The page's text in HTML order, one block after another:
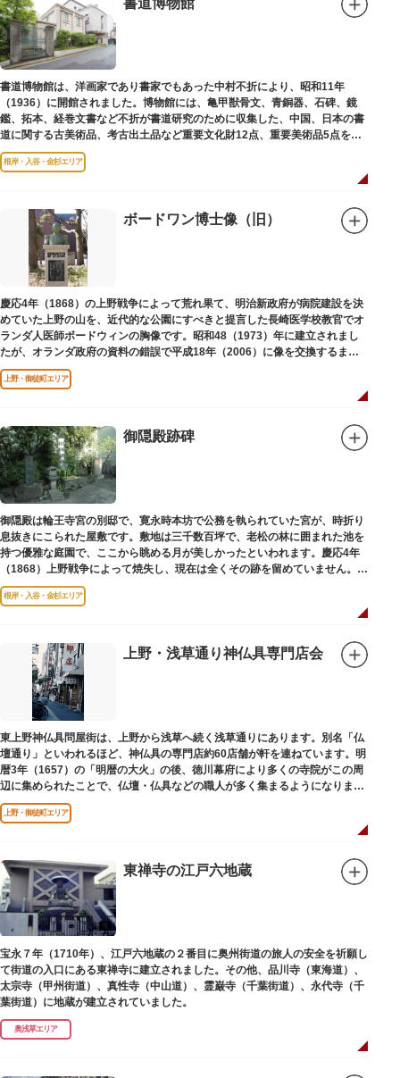
書道博物館は、洋画家であり書家でもあった中村不折により、昭和11年
（1936）に開館されました。博物館には、亀甲獣骨文、青銅器、石碑、鏡
鑑、拓本、経巻文書など不折が書道研究のために収集した、中国、日本の書
道に関する古美術品、考古出土品など重要文化財12点、重要美術品5点を含
む約16000点が収蔵されています。
根岸・入谷・金杉エリア
ボードワン博士像（旧）
慶応4年（1868）の上野戦争によって荒れ果て、明治新政府が病院建設を決
めていた上野の山を、近代的な公園にすべきと提言した長崎医学校教官でオ
ランダ人医師ボードウィンの胸像です。昭和48（1973）年に建立されまし
たが、オランダ政府の資料の錯誤で平成18年（2006）に像を交換するまで
は博士の弟の像でした。
上野・御徒町エリア
御隠殿跡碑
御隠殿は輪王寺宮の別邸で、寛永時本坊で公務を執られていた宮が、時折り
息抜きにこられた屋敷です。敷地は三千数百坪で、老松の林に囲まれた池を
持つ優雅な庭園で、ここから眺める月が美しかったといわれます。慶応4年
（1868）上野戦争によって焼失し、現在は全くその跡を留めていません。根
岸薬師堂（ねぎしやくしどう）にあります。
根岸・入谷・金杉エリア
上野・浅草通り神仏具専門店会
東上野神仏具問屋街は、上野から浅草へ続く浅草通りにあります。別名「仏
壇通り」といわれるほど、神仏具の専門店約60店舗が軒を連ねています。明
暦3年（1657）の「明暦の大火」の後、徳川幕府により多くの寺院がこの周
辺に集められたことで、仏壇・仏具などの職人が多く集まるようになりまし
た。
上野・御徒町エリア
東禅寺の江戸六地蔵
宝永７年（1710年）、江戸六地蔵の２番目に奥州街道の旅人の安全を祈願し
て街道の入口にある東禅寺に建立されました。その他、品川寺（東海道）、
太宗寺（甲州街道）、真性寺（中山道）、霊巌寺（千葉街道）、永代寺（千
葉街道）に地蔵が建立されていました。
奥浅草エリア